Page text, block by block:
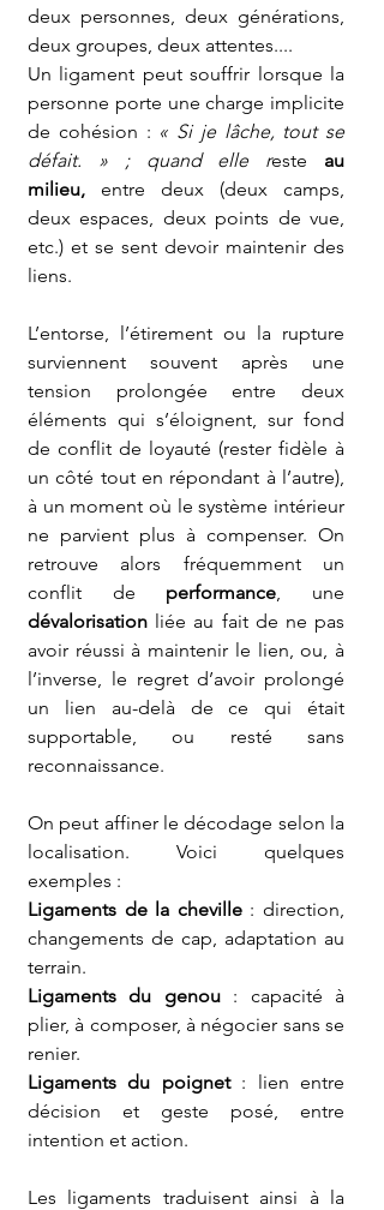
deux personnes, deux générations,
deux groupes, deux attentes....
Un ligament peut souffrir lorsque la
personne porte une charge implicite
de cohésion : « Si je lâche, tout se
défait. » ; quand elle reste au
milieu, entre deux (deux camps,
deux espaces, deux points de vue,
etc.) et se sent devoir maintenir des
liens.
L’entorse, l’étirement ou la rupture
surviennent souvent après une
tension prolongée entre deux
éléments qui s’éloignent, sur fond
de conflit de loyauté (rester fidèle à
un côté tout en répondant à l’autre),
à un moment où le système intérieur
ne parvient plus à compenser. On
retrouve alors fréquemment un
conflit de performance
dévalorisation liée au fait de ne pas
avoir réussi à maintenir le lien, ou, à
l’inverse, le regret d’avoir prolongé
un lien au-delà de ce qui était
supportable, ou resté sans
reconnaissance.
On peut affiner le décodage selon la
localisation. Voici quelques
exemples :
Ligaments de la cheville : direction,
changements de cap, adaptation au
terrain.
Ligaments du genou : capacité à
plier, à composer, à négocier sans se
renier.
Ligaments du poignet : lien entre
décision et geste posé, entre
intention et action.
Les ligaments traduisent ainsi à la